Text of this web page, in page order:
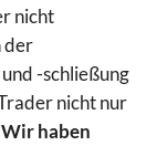
nicht
der
-schließung
nicht nur
Wir haben